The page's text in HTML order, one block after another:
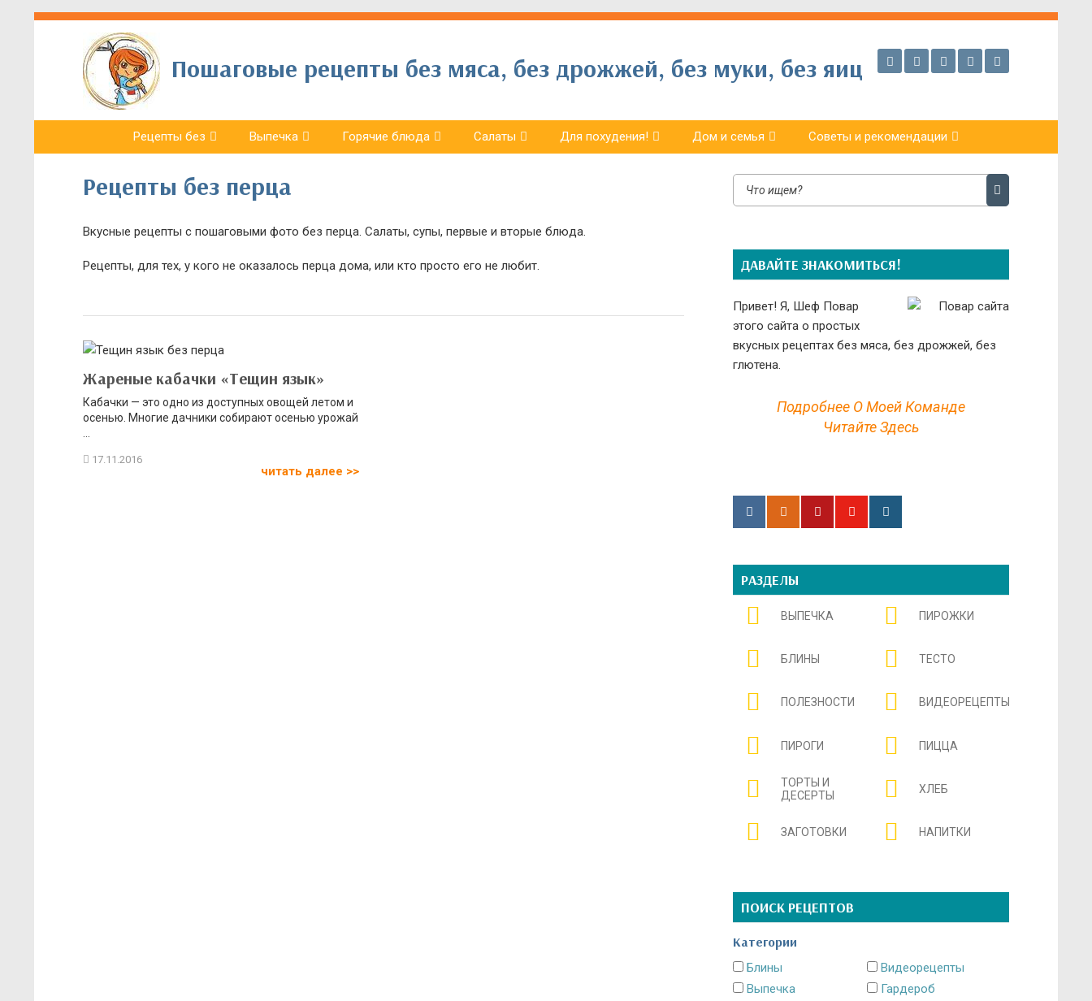
Пошаговые рецепты без мяса, без дрожжей, без муки, без яиц
Рецепты без Выпечка Горячие блюда Салаты Для похудения! Дом и семья Советы и рекомендации
Рецепты без перца
Вкусные рецепты с пошаговыми фото без перца. Салаты, супы, первые и вторые блюда.
Рецепты, для тех, у кого не оказалось перца дома, или кто просто его не любит.
Жареные кабачки «Тещин язык»
Кабачки — это одно из доступных овощей летом и
осенью. Многие дачники собирают осенью урожай
читать далее >>
ДАВАЙТЕ ЗНАКОМИТЬСЯ!
Привет! Я, Шеф Повар
этого сайта о простых
вкусных рецептах без мяса, без дрожжей, без
глютена.
Подробнее О Моей Команде
Читайте Здесь
РАЗДЕЛЫ
ВЫПЕЧКА ПИРОЖКИ
БЛИНЫ ТЕСТО
ПОЛЕЗНОСТИ ВИДЕОРЕЦЕПТЫ
ПИРОГИ ПИЦЦА
ТОРТЫ И
ДЕСЕРТЫ
ХЛЕБ
ЗАГОТОВКИ НАПИТКИ
ПОИСК РЕЦЕПТОВ
Категории
Блины
Видеорецепты
Выпечка
Гардероб